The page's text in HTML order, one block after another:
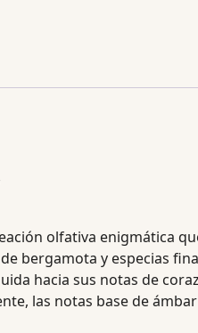
olfativa enigmática
bergamota y especias
hacia sus notas de
las notas base de